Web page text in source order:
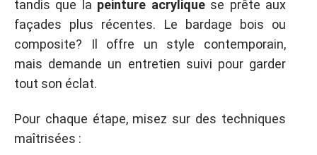
tandis que la peinture acryliquese prête aux
façades plus récentes. Le bardage bois ou
composite? Il offre un style contemporain,
mais demande un entretien suivi pour garder
tout son éclat.
Pour chaque étape, misez sur des techniques
maîtrisées :